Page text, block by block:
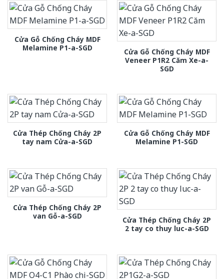
Cửa Gỗ Chống Cháy MDF
Melamine P1-a-SGD
Cửa Gỗ Chống Cháy MDF
Veneer P1R2 Căm Xe-a-
SGD
Cửa Thép Chống Cháy 2P
tay nam Cửa-a-SGD
Cửa Gỗ Chống Cháy MDF
Melamine P1-SGD
Cửa Thép Chống Cháy 2P
van Gỗ-a-SGD
Cửa Thép Chống Cháy 2P
2 tay co thuy luc-a-SGD